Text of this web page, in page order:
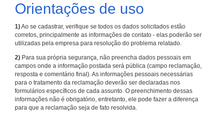
Orientações de uso
1)Ao se cadastrar, verifique se todos os dados solicitados estão
corretos, principalmente as informações de contato - elas poderão ser
utilizadas pela empresa para resolução do problema relatado.
2) Para sua própria segurança, não preencha dados pessoais em
campos onde a informação postada será pública (campo reclamação,
resposta e comentário final). As informações pessoais necessárias
para o tratamento da reclamação deverão ser declaradas nos
formulários específicos de cada assunto. O preenchimento dessas
informações não é obrigatório, entretanto, ele pode fazer a diferença
para que a reclamação seja de fato resolvida.